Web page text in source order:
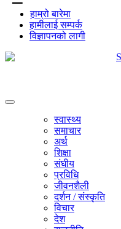
हाम्रो बारेमा
हामीलाई सम्पर्क
विज्ञापनको लागी
स्वास्थ्य
समाचार
अर्थ
शिक्षा
संघीय
प्रविधि
जीवनशैली
दर्शन / संस्कृति
विचार
देश